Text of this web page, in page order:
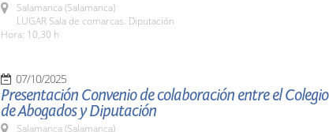
Salamanca (Salamanca)
LUGAR Sala de comarcas. Diputación
Hora: 10,30 h
07/10/2025
Presentación Convenio de colaboración entre el Colegio
de Abogados y Diputación
Salamanca (Salamanca)